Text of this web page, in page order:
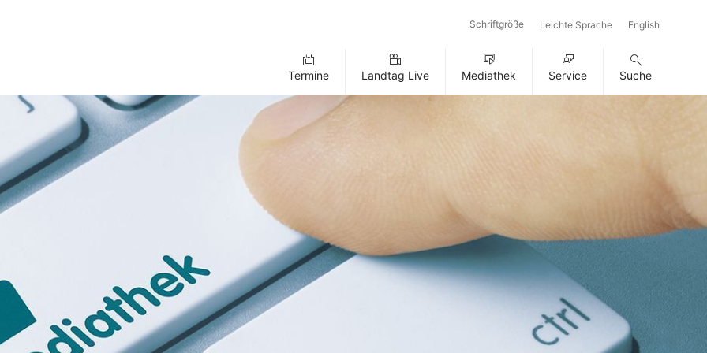
Schriftgröße Leichte Sprache English
Termine Landtag Live Mediathek Service Suche